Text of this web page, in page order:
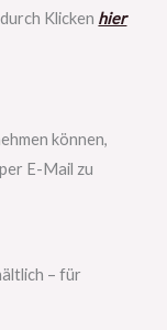
Klicken hier
können,
E-Mail zu
– für